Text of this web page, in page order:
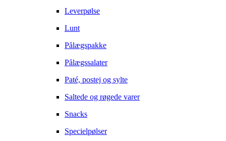
Leverpølse
Lunt
Pålægspakke
Pålægssalater
Paté, postej og sylte
Saltede og røgede varer
Snacks
Specielpølser